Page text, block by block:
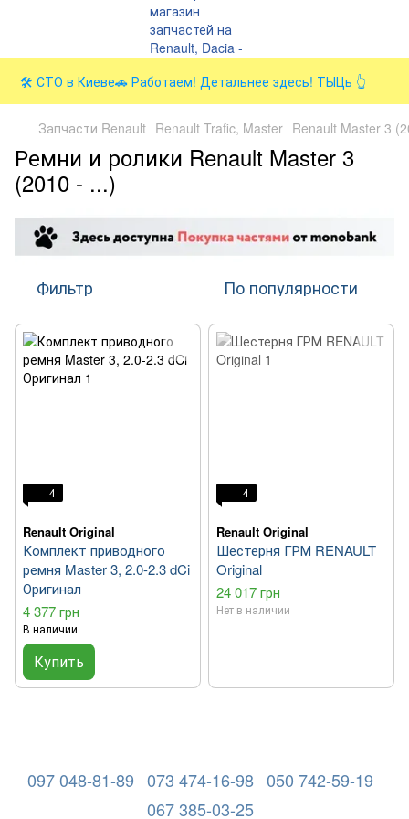
🛠️ СТО в Киеве🚗 Работаем! Детальнее здесь! ТЫЦь 👆
Запчасти Renault Renault Trafic, Master Renault Master 3
Ремни и ролики Renault Master 3
(2010 - ...)
Фильтр По популярности
4
Renault Original
Комплект приводного
ремня Master 3, 2.0-2.3 dCi
Оригинал
4 377 грн
В наличии
Купить
4
Renault Original
Шестерня ГРМ RENAULT
Original
24 017 грн
Нет в наличии
097 048-81-89 073 474-16-98 050 742-59-19
067 385-03-25